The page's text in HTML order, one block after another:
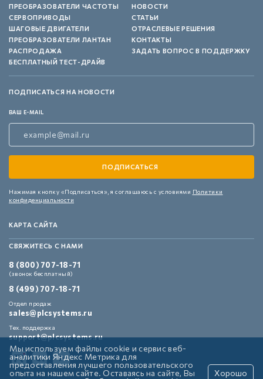
ПРЕОБРАЗОВАТЕЛИ ЧАСТОТЫ
СЕРВОПРИВОДЫ
ШАГОВЫЕ ДВИГАТЕЛИ
ПРЕОБРАЗОВАТЕЛИ ЛАНТАН
РАСПРОДАЖА
БЕСПЛАТНЫЙ ТЕСТ-ДРАЙВ
НОВОСТИ
СТАТЬИ
ОТРАСЛЕВЫЕ РЕШЕНИЯ
КОНТАКТЫ
ЗАДАТЬ ВОПРОС В ПОДДЕРЖКУ
ПОДПИСАТЬСЯ НА НОВОСТИ
ВАШ E-MAIL
Нажимая кнопку «Подписаться», я соглашаюсь с условиями Политики
конфиденциальности
КАРТА САЙТА
СВЯЖИТЕСЬ С НАМИ
8 (800) 707-18-71
(звонок бесплатный)
8 (499) 707-18-71
Отдел продаж
sales@plcsystems.ru
Тех. поддержка
support@plcsystems.ru
Мы используем файлы cookie и сервис веб-
аналитики Яндекс Метрика для
предоставления лучшего пользовательского
опыта на нашем сайте. Оставаясь на сайте, Вы
Хорошо